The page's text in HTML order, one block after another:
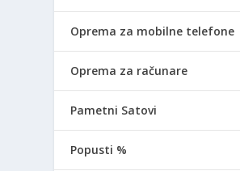
Oprema za mobilne telefone
Oprema za računare
Pametni Satovi
Popusti %